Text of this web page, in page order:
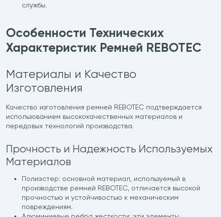
службы.
Особенности Технических
Характеристик Ремней REBOTEC
Материалы и Качество
Изготовления
Качество изготовления ремней REBOTEC подтверждается
использованием высококачественных материалов и
передовых технологий производства.
Прочность и Надежность Используемых
Материалов
Полиэстер: основной материал, используемый в
производстве ремней REBOTEC, отличается высокой
прочностью и устойчивостью к механическим
повреждениям.